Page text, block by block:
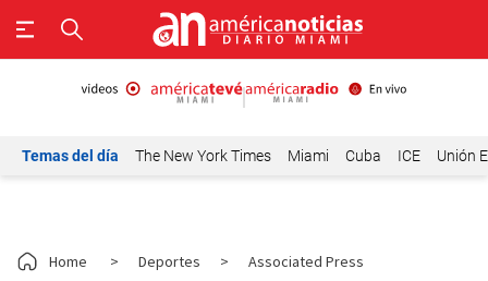
Temas del día The New York Times Miami Cuba ICE Unión
Home > Deportes > Associated Press